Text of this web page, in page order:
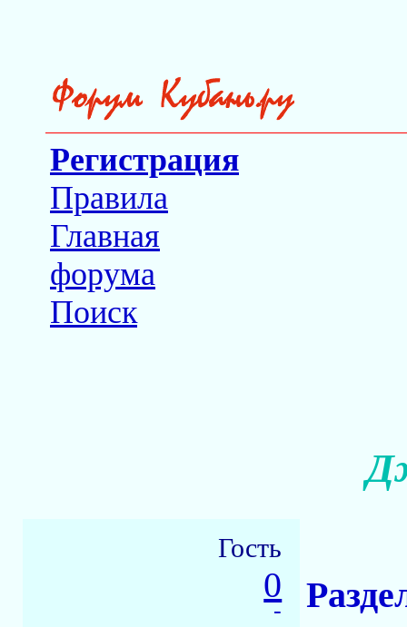
Регистрация
Правила
Главная
форума
Поиск
Гость
0
-